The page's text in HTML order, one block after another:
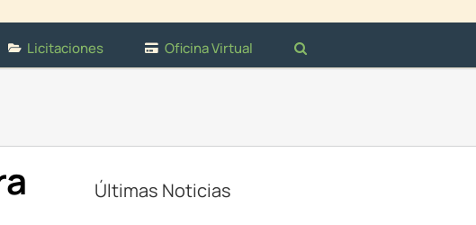
Licitaciones Oficina Virtual
Últimas Noticias